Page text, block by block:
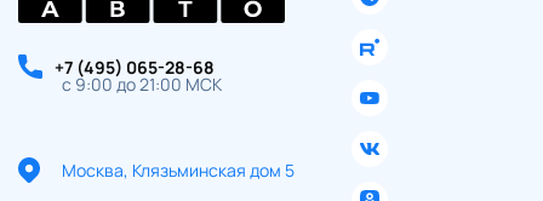
+7 (495) 065-28-68
с 9:00 до 21:00 МСК
Москва, Клязьминская дом 5